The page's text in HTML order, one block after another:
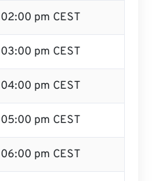
02:00 pm CEST
03:00 pm CEST
04:00 pm CEST
05:00 pm CEST
06:00 pm CEST